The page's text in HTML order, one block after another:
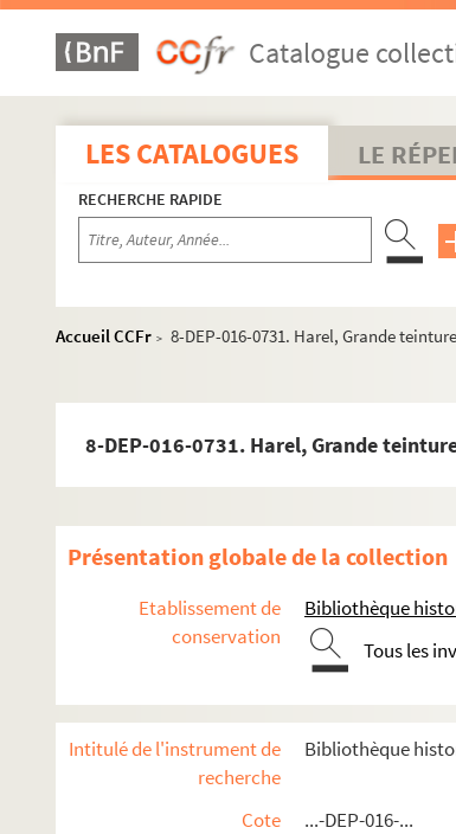
Catalogue
LES CATALOGUES LE
RECHERCHE RAPIDE
Accueil CCFr > 8-DEP-016-0731. Harel, Grande
8-DEP-016-0731. Harel, Grande
Présentation globale de la collection
Etablissement de
conservation
Bibliothèque
Tous les
Intitulé de l'instrument de
recherche
Bibliothèque
Cote
...-DEP-016-...
Linge de maison, blanc, trousseaux
Commerces de confection et de prêt-à-porter
Marques de prêt-à-porter
Maisons de haute couture et de créateurs
Commerce d'entretien : teinturerie, stoppage,